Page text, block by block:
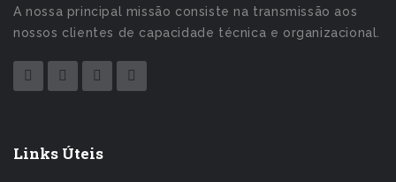
A nossa principal missão consiste na transmissão aos
nossos clientes de capacidade técnica e organizacional.
Links Úteis